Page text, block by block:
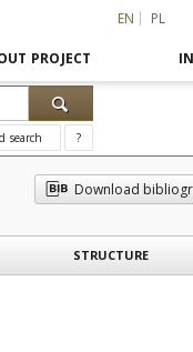
EN PL
PROJECT
search ?
Download
STRUCTURE